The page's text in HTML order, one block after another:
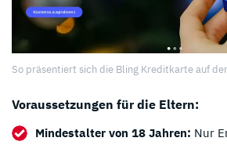
So präsentiert sich die Bling Kreditkarte auf
Voraussetzungen für die Eltern:
Mindestalter von 18 Jahren: Nur